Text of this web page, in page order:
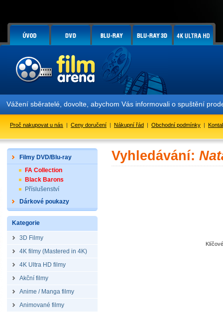
Vážení sběratelé, dovolte, abychom Vás informovali o spuštění
Proč nakupovat u nás | Ceny doručení | Nákupní řád | Obchodní podmínky |
Filmy DVD/Blu-ray
FA Collection
Black Barons
Příslušenství
Dárkové poukazy
Kategorie
3D Filmy
4K filmy (Mastered in 4K)
4K Ultra HD filmy
Akční filmy
Anime / Manga filmy
Animované filmy
Vyhledávání: